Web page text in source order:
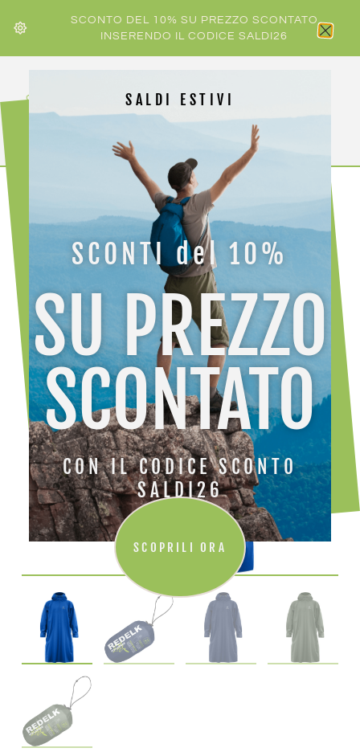
SCONTO DEL 10% SU PREZZO SCONTATO
INSERENDO IL CODICE SALDI26
HOME /ACCESSORI ATTREZZATURA/TREKKING
ELK PONCHO GIACCA PIOGGIA UNISEX
SALDI ESTIVI
SCONTI del 10%
SU PREZZO
SCONTATO
CON IL CODICE SCONTO
SALDI26
SCOPRILI ORA